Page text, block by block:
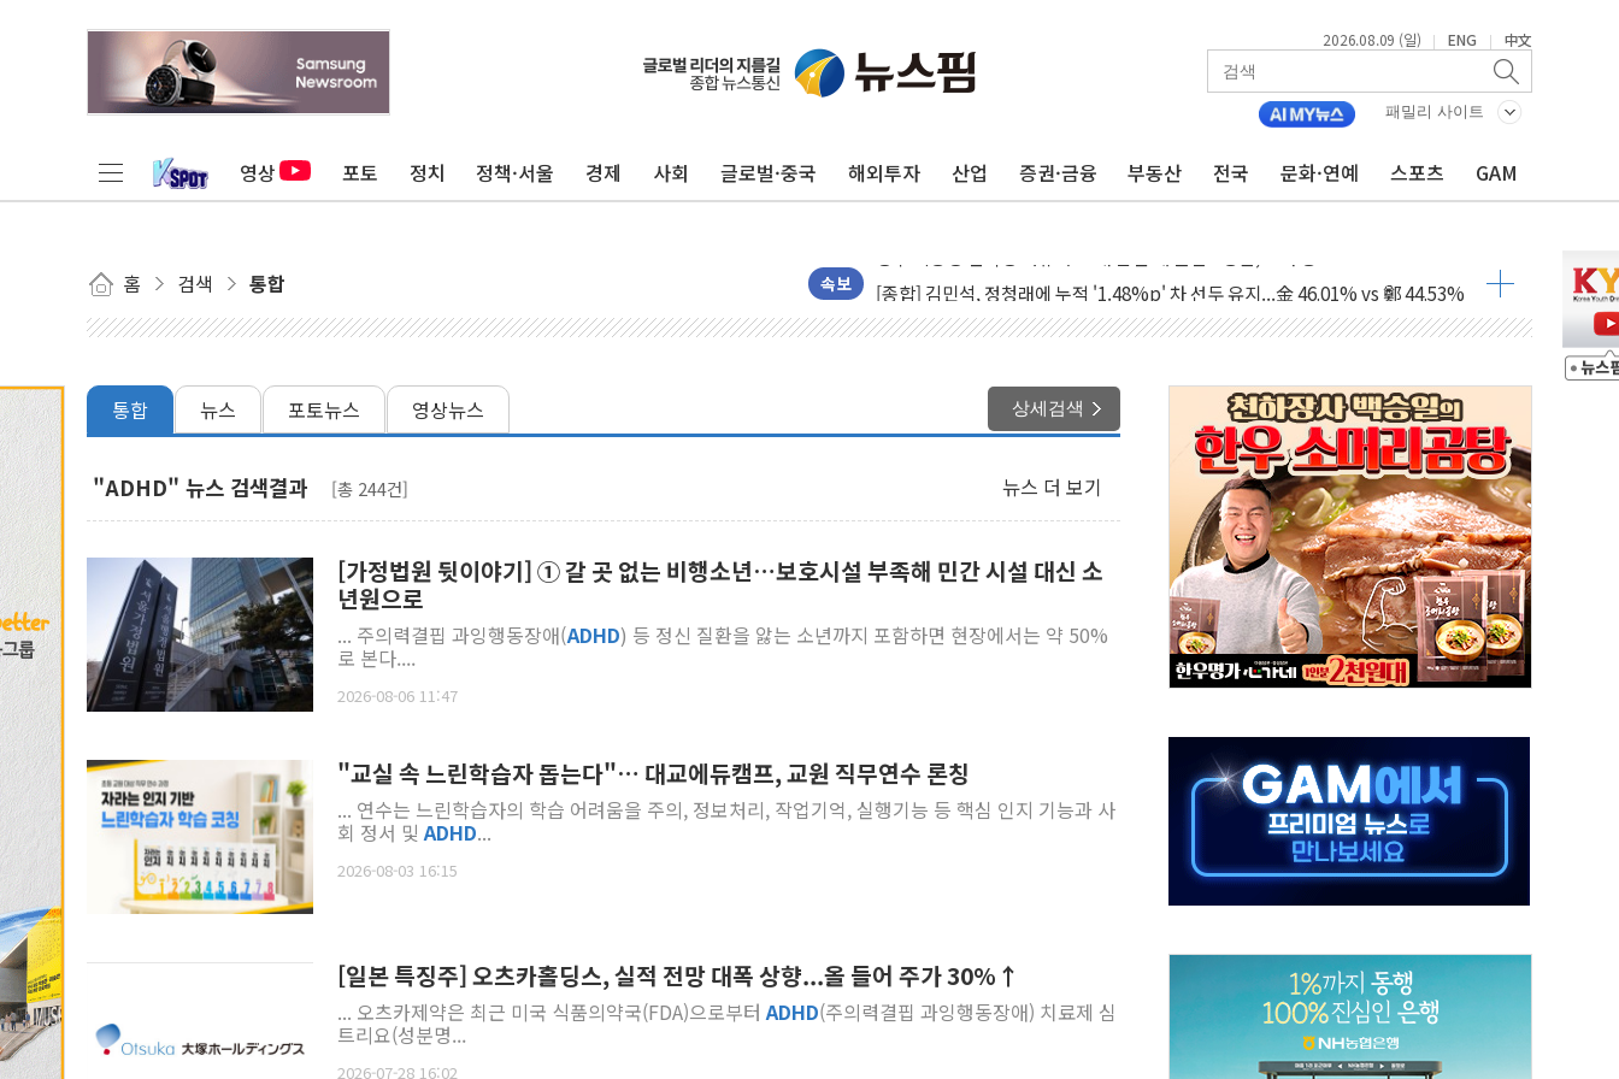
2026.08.09 (일) | ENG | 中文
패밀리 사이트
영상 포토 정치 정책·서울 경제 사회 글로벌·중국 해외투자 산업 증권·금융 부동산 전국 문화·연예 스포츠 GAM
홈 검색 통합 속보
평택 진위면 공장서 질식사고 발생…작업자 1명 숨져
포항 블루밸리 국가산단에 '철강 AI융합실증센터' 들어선다
[종합] 김민석, 정청래에 누적 '1.48%p' 차 선두 유지...金 46.01% vs 鄭 44.53%
민주당 경북도당위원장에 오중기 당선...합산득표율 68.63%
김민석, 강원·대구·경북 경선서 정청래에 승리…金 48.54% vs 鄭 44.40%
[속보] 민주, 강원·대구·경북 경선 결과...김민석 48.54% 정청래 44.40%
[속보] 민주, 경북 경선 결과 발표...김민석 47.37% 정청래 45.71% 송영길 6.92%
[속보] 민주, 대구 경선 결과 발표...정청래 47.82% 김민석 46.35% 송영길 5.83%
[속보] 민주, 강원 경선 결과 발표...김민석 50.30% 정청래 41.94% 송영길 7.76%
정재헌 CEO, SKT 장기고객 400명 맞이…"마음 잇는 시간 되길"
최태원, 노소영에 9440억 지급 확정되나…재상고 앞두고 막판 셈법
하나금융, 명동 소상공인에 '행복상자' 전달
인천시 광복절 현수막 '태극기 거꾸로' 논란…이틀만에 철거
홈플러스發 대형마트 판매, 역대 최대폭 감소한 9.4%↓…유통업계 양극화 심화
윤준병·이해민 의원, '정부 특사'로 콜롬비아 대통령 취임식 참석
'호우·산사태 주의보' 울진 시간당 30mm 강한 비...호우 피해 없어
여야, 황희 '버스 하우스' 공방…野 "청년 우롱 기괴" vs 與 "송구한 해프닝"
통합 뉴스 포토뉴스 영상뉴스 상세검색
"ADHD" 뉴스 검색결과 [총 244건] 뉴스 더 보기
[가정법원 뒷이야기] ① 갈 곳 없는 비행소년…보호시설 부족해 민간 시설 대신 소
년원으로
... 주의력결핍 과잉행동장애(ADHD) 등 정신 질환을 앓는 소년까지 포함하면 현장에서는 약 50%
로 본다....
2026-08-06 11:47
"교실 속 느린학습자 돕는다"… 대교에듀캠프, 교원 직무연수 론칭
... 연수는 느린학습자의 학습 어려움을 주의, 정보처리, 작업기억, 실행기능 등 핵심 인지 기능과 사
회 정서 및ADHD...
2026-08-03 16:15
[일본 특징주] 오츠카홀딩스, 실적 전망 대폭 상향...올 들어 주가 30%↑
... 오츠카제약은 최근 미국 식품의약국(FDA)으로부터ADHD(주의력결핍 과잉행동장애) 치료제 심
트리요(성분명...
2026-07-28 16:02